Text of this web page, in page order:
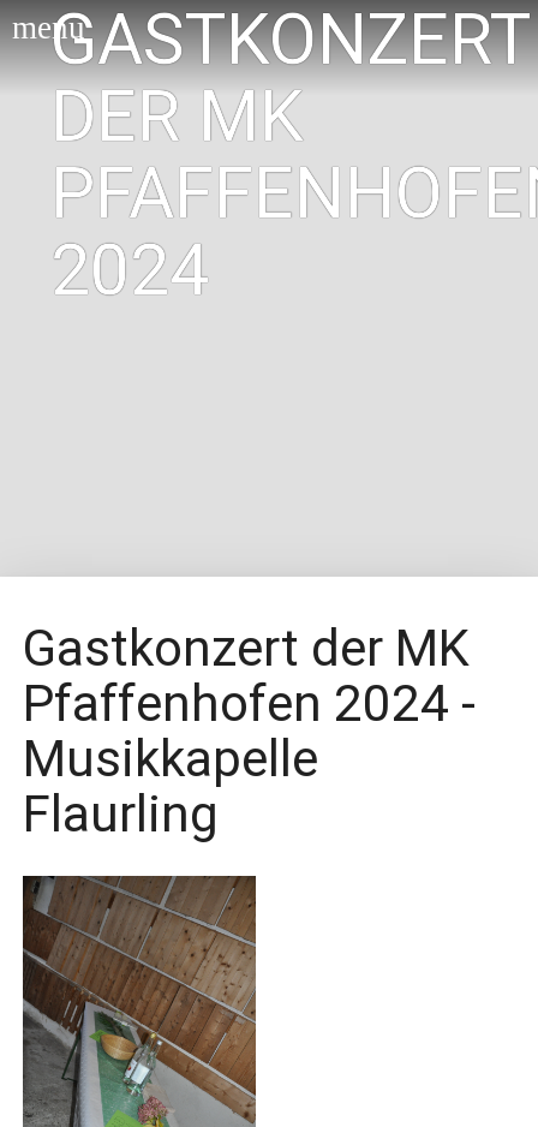
GASTKONZERT
DER MK
2024
menu
Gastkonzert der MK
Pfaffenhofen 2024 -
Musikkapelle
Flaurling